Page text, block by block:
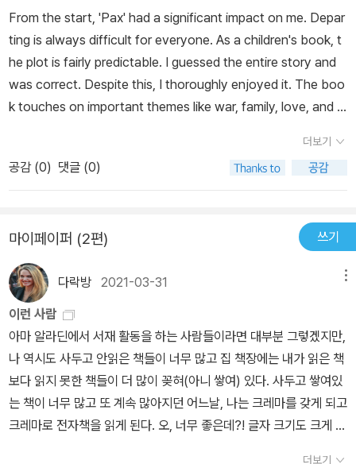
From the start, 'Pax' had a significant impact on me. Depar
ting is always difficult for everyone. As a children's book, t
he plot is fairly predictable. I guessed the entire story and
was correct. Despite this, I thoroughly enjoyed it. The boo
k touches on important themes like war, family, love, and c
re, resolve to love wholeheartedly in the present, and striv
e to be courageous and do the right things.I definitely nee
d the second book right now! There are so many unanswe
s father improve their relationship? I can't wait for the sequ
el to come out.Also, I like Jon Klassen's illustrations a lot, b
ut they don't quite match the story.——————(스포 있음)
여우 한 마리가 세상의 전부일 수 밖에 없었던 아이의 이야기.그 어떤
일에도 더이상 울지 않는 사춘기 남자 아이가 자신의 애완동물인 여
우를 버려야 하는 상황이 되어 대성통곡한다. 그렇게 헤어짐으로 시
작하는 이 소설은 처음부터 끝까지 헤어짐으로 이어진다. 피터는 온
세상과 같은 여우 Pax와 헤어지고, Pax를 데리러 가기 위해 할아버
지와 헤어지고(정확히는 집을 나오고)우연히 만나게 된 진짜 어른 같
더보기
공감 (0) 댓글 (0)
마이페이퍼 (2편) 쓰기
다락방 2021-03-31
이런 사람
아마 알라딘에서 서재 활동을 하는 사람들이라면 대부분 그렇겠지만,
나 역시도 사두고 안읽은 책들이 너무 많고 집 책장에는 내가 읽은 책
보다 읽지 못한 책들이 더 많이 꽂혀(아니 쌓여) 있다. 사두고 쌓여있
는 책이 너무 많고 또 계속 많아지던 어느날, 나는 크레마를 갖게 되고
크레마로 전자책을 읽게 된다. 오, 너무 좋은데?! 글자 크기도 크게 할
더보기